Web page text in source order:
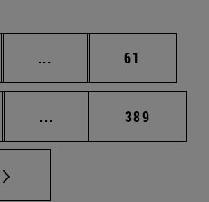
... Páginas intermedias
Página
61
... Páginas intermedias
Página
389